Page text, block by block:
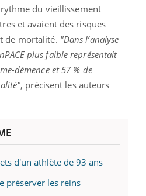
du vieillissement
et avaient des risques
de mortalité. "Dans l’analyse
plus faible représentait
démence et 57 % de
, précisent les auteurs
d'un athlète de 93 ans
préserver les reins